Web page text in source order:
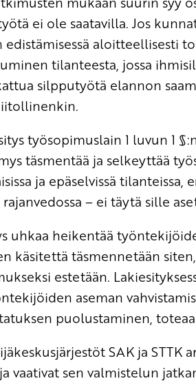
ei ole saatavilla. Jos
aloitteellisesti
tilanteesta, jossa
silpputyötä elannon
työsopimuslain 1 luvun 1
täsmentää ja selkeyttää
ja epäselvissä
rajanvedossa – ei täytä sille
uhkaa heikentää
käsitettä täsmennetään
estetään.
aseman
puolustaminen,
SAK ja STTK
vaativat sen valmistelun